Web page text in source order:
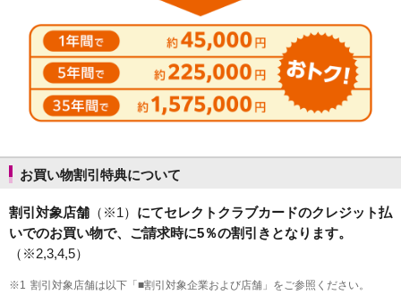
お買い物割引特典について
割引対象店舗 （※1） にてセレクトクラブカードのクレジット払
いでのお買い物で、ご請求時に5％の割引きとなります。
（※2,3,4,5）
※1 割引対象店舗は以下「■割引対象企業および店舗」をご参照ください。